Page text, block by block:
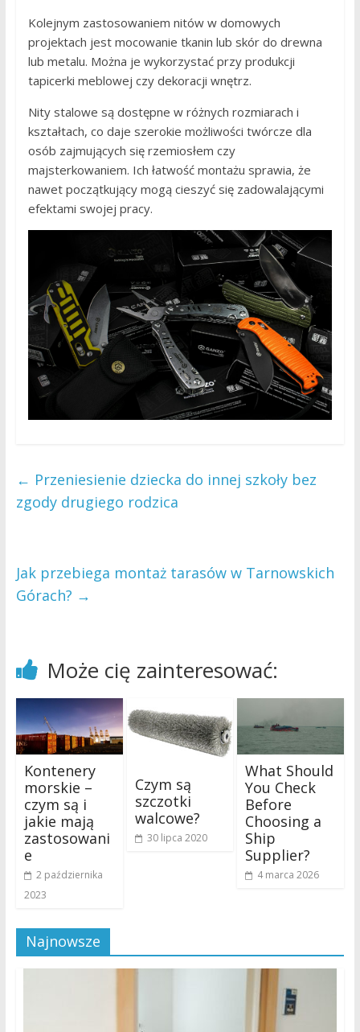
Kolejnym zastosowaniem nitów w domowych
projektach jest mocowanie tkanin lub skór do drewna
lub metalu. Można je wykorzystać przy produkcji
tapicerki meblowej czy dekoracji wnętrz.
Nity stalowe są dostępne w różnych rozmiarach i
kształtach, co daje szerokie możliwości twórcze dla
osób zajmujących się rzemiosłem czy
majsterkowaniem. Ich łatwość montażu sprawia, że
nawet początkujący mogą cieszyć się zadowalającymi
efektami swojej pracy.
← Przeniesienie dziecka do innej szkoły bez
zgody drugiego rodzica
Jak przebiega montaż tarasów w Tarnowskich
Górach? →
Może cię zainteresować:
Kontenery
morskie –
czym są i
jakie mają
zastosowani
e
2 października
2023
Czym są
szczotki
walcowe?
30 lipca 2020
What Should
You Check
Before
Choosing a
Ship
Supplier?
4 marca 2026
Najnowsze